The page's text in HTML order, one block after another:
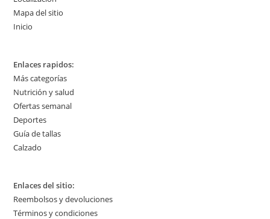
Mapa del sitio
Inicio
Enlaces rapidos:
Más categorías
Nutrición y salud
Ofertas semanal
Deportes
Guía de tallas
Calzado
Enlaces del sitio:
Reembolsos y devoluciones
Términos y condiciones